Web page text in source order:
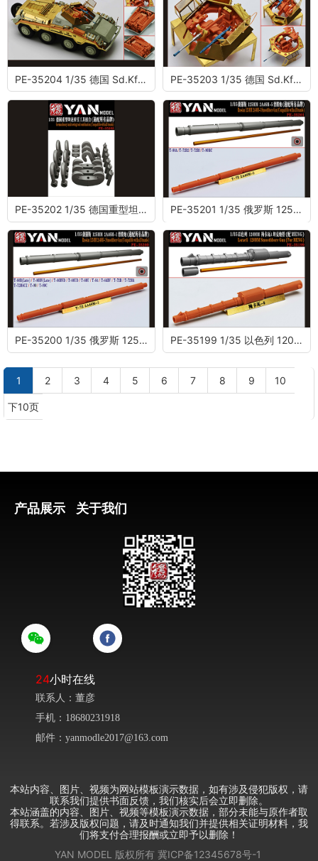
PE-35204 1/35 德国 Sd.Kfz.234/1八轮装甲侦查车 (配 威龙 6943 与 6298) PE-35203 1/35 德国 Sd.Kfz.234/1八轮装甲侦查车炮塔(完整套材系列)
PE-35202 1/35 德国重型坦克牵引工具组合 (适配所有品牌) PE-35201 1/35 俄罗斯 125MM 2A46M-5滑膛炮 (适配所有品牌)
PE-35200 1/35 俄罗斯 125MM 2A46M-1 滑膛炮 (适配所有品牌) PE-35199 1/35 以色列 120MM 梅卡瓦4 坦克炮管 (配 MENG)
1 2 3 4 5 6 7 8 9 10
下10页
产品展示 关于我们
24小时在线
联系人：董彦
手机：18680231918
邮件：yanmodle2017@163.com
本站内容、图片、视频为网站模板演示数据，如有涉及侵犯版权，请
联系我们提供书面反馈，我们核实后会立即删除。
本站涵盖的内容、图片、视频等模板演示数据，部分未能与原作者取
得联系。若涉及版权问题，请及时通知我们并提供相关证明材料，我
们将支付合理报酬或立即予以删除！
YAN MODEL 版权所有 冀ICP备12345678号-1